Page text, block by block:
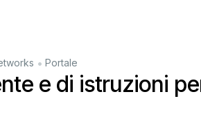
• Portale
e di istruzioni